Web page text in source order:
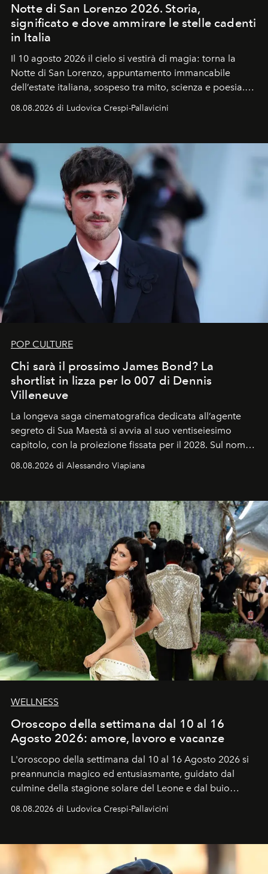
Notte di San Lorenzo 2026. Storia,
significato e dove ammirare le stelle cadenti
in Italia
Il 10 agosto 2026 il cielo si vestirà di magia: torna la
Notte di San Lorenzo, appuntamento immancabile
dell’estate italiana, sospeso tra mito, scienza e poesia.
celeste per seguire il passaggio delle
all’universo i desideri più segreti
08.08.2026 di Ludovica Crespi-Pallavicini
POP CULTURE
Chi sarà il prossimo James Bond? La
shortlist in lizza per lo 007 di Dennis
Villeneuve
La longeva saga cinematografica dedicata all’agente
segreto di Sua Maestà si avvia al suo ventiseiesimo
capitolo, con la proiezione fissata per il 2028. Sul nome
Craig, però, regna ancora il più assoluto riserbo.
08.08.2026 di Alessandro Viapiana
WELLNESS
Oroscopo della settimana dal 10 al 16
Agosto 2026: amore, lavoro e vacanze
L'oroscopo della settimana dal 10 al 16 Agosto 2026 si
preannuncia magico ed entusiasmante, guidato dal
culmine della stagione solare del Leone e dal buio
ideale per la notte delle Perseidi.
08.08.2026 di Ludovica Crespi-Pallavicini